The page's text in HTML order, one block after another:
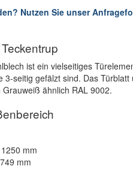
Nutzen Sie unser
ist ein vielseitiges
3-seitig gefälzt sind. Das
ähnlich RAL 9002.
mm
mm